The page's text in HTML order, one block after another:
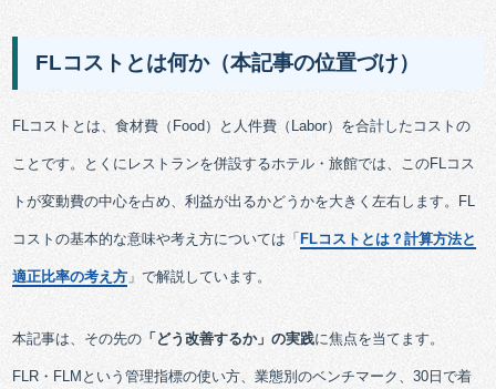
FLコストとは何か（本記事の位置づけ）
FLコストとは、食材費（Food）と人件費（Labor）を合計したコストの
ことです。とくにレストランを併設するホテル・旅館では、このFLコス
トが変動費の中心を占め、利益が出るかどうかを大きく左右します。FL
コストの基本的な意味や考え方については「FLコストとは？計算方法と
適正比率の考え方 」で解説しています。
本記事は、その先の 「どう改善するか」の実践に焦点を当てます。
FLR・FLMという管理指標の使い方、業態別のベンチマーク、30日で着